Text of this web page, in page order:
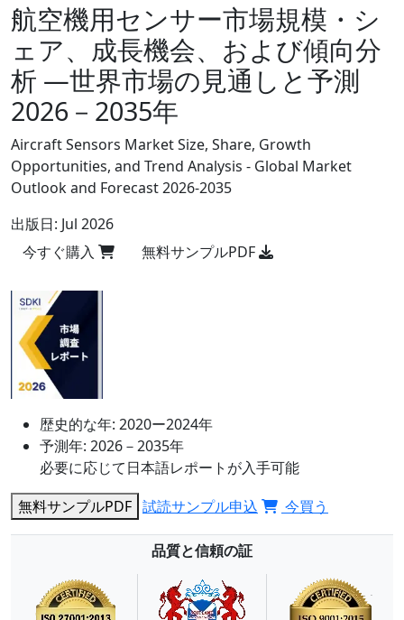
航空機用センサー市場規模・シ
ェア、成長機会、および傾向分
析 ―世界市場の見通しと予測
2026－2035年
Aircraft Sensors Market Size, Share, Growth
Opportunities, and Trend Analysis - Global Market
Outlook and Forecast 2026-2035
出版日: Jul 2026
今すぐ購入
無料サンプルPDF
歴史的な年: 2020ー2024年
予測年: 2026－2035年
必要に応じて日本語レポートが入手可能
無料サンプルPDF 試読サンプル申込 今買う
品質と信頼の証